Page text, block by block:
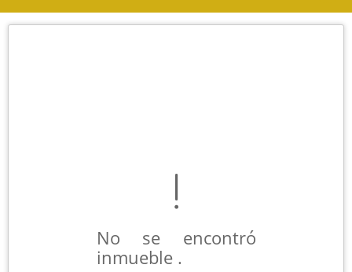
No se encontró
inmueble .